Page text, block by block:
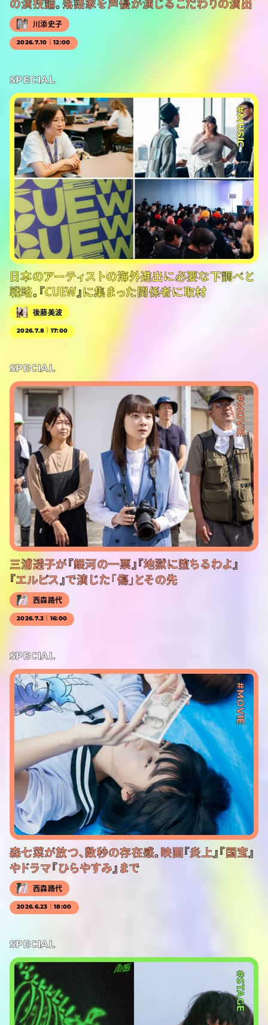
の演技論。落語家を声優が演じるこだわりの演出
川添史子
2026.7.10｜12:00
SPECIAL
#MUSIC
日本のアーティストの海外進出に必要な下調べと
戦略。『CUEW』に集まった関係者に取材
後藤美波
2026.7.8｜17:00
SPECIAL
#MOVIE
三浦透子が『銀河の一票』『地獄に堕ちるわよ』
『エルピス』で演じた「傷」とその先
西森路代
2026.7.3｜16:00
SPECIAL
#MOVIE
森七菜が放つ、数秒の存在感。映画『炎上』『国宝』
やドラマ『ひらやすみ』まで
西森路代
2026.6.23｜18:00
SPECIAL
#STAGE